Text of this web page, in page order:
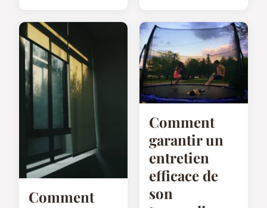
Comment
Comment
garantir un
entretien
efficace de
son